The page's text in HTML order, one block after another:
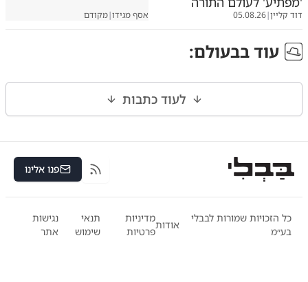
דוד קליין|
05.08.26 אסף מגידו|מקודם
עוד בבעולם:
לעוד כתבות
RSS פנו אלינו
כל הזכויות שמורות לבבלי
בע״מ
אודות
מדיניות
פרטיות
תנאי
שימוש
נגישות
אתר